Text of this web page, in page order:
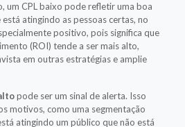
um CPL baixo pode refletir uma boa
atingindo as pessoas certas, no
positivo, pois significa que
(ROI) tende a ser mais alto,
em outras estratégias e amplie
pode ser um sinal de alerta. Isso
motivos, como uma segmentação
atingindo um público que não está